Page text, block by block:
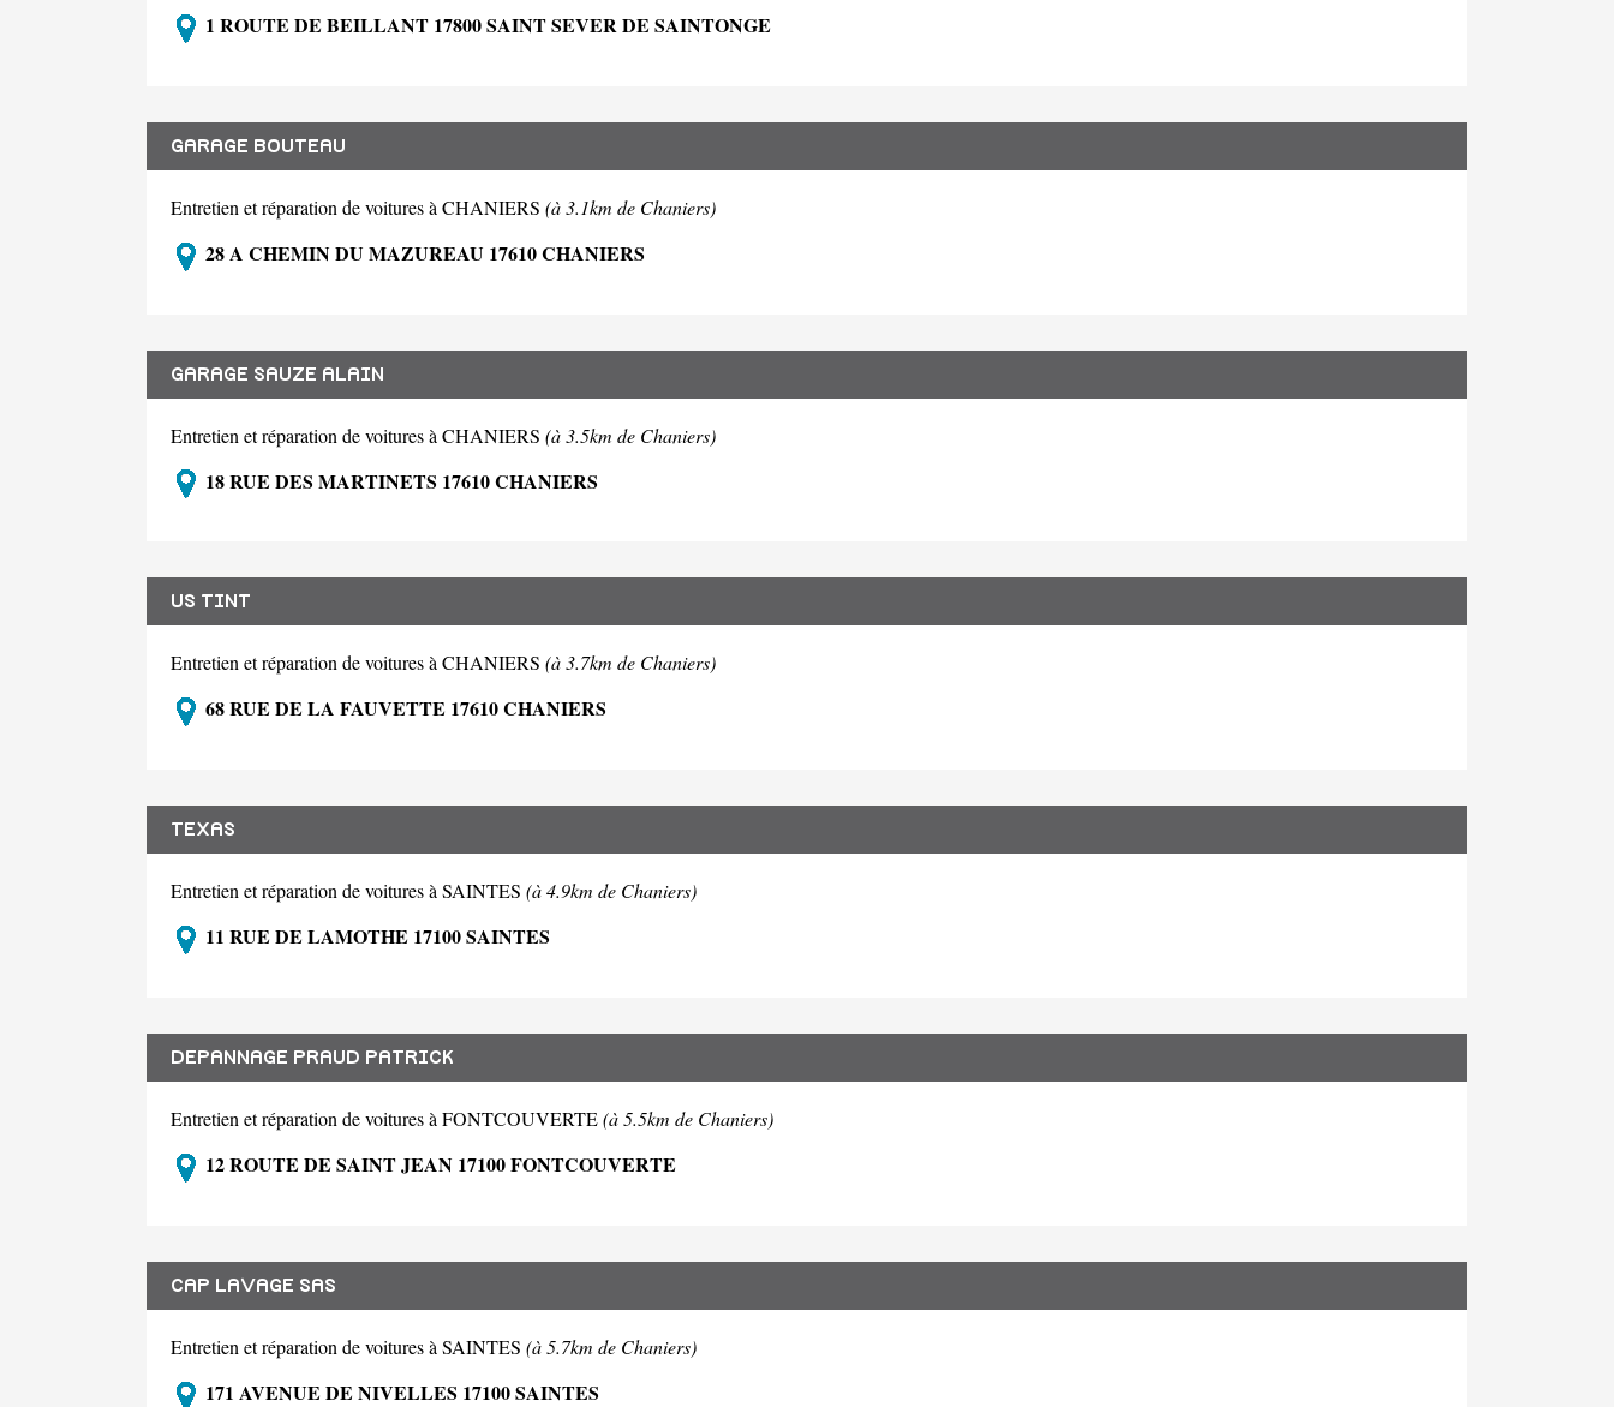
1 ROUTE DE BEILLANT 17800 SAINT SEVER DE SAINTONGE
GARAGE BOUTEAU
Entretien et réparation de voitures à CHANIERS (à 3.1km de Chaniers)
28 A CHEMIN DU MAZUREAU 17610 CHANIERS
GARAGE SAUZE ALAIN
Entretien et réparation de voitures à CHANIERS (à 3.5km de Chaniers)
18 RUE DES MARTINETS 17610 CHANIERS
US TINT
Entretien et réparation de voitures à CHANIERS (à 3.7km de Chaniers)
68 RUE DE LA FAUVETTE 17610 CHANIERS
TEXAS
Entretien et réparation de voitures à SAINTES (à 4.9km de Chaniers)
11 RUE DE LAMOTHE 17100 SAINTES
DEPANNAGE PRAUD PATRICK
Entretien et réparation de voitures à FONTCOUVERTE(à 5.5km de Chaniers)
12 ROUTE DE SAINT JEAN 17100 FONTCOUVERTE
CAP LAVAGE SAS
Entretien et réparation de voitures à SAINTES (à 5.7km de Chaniers)
171 AVENUE DE NIVELLES 17100 SAINTES